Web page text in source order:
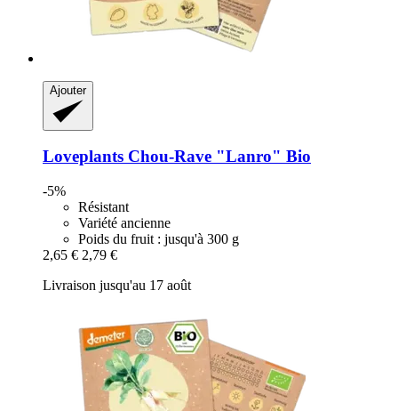
Ajouter
Loveplants Chou-​Rave "Lanro" Bio
-5%
Résistant
Variété ancienne
Poids du fruit : jusqu'à 300 g
2,65 € 2,79 €
Livraison jusqu'au 17 août